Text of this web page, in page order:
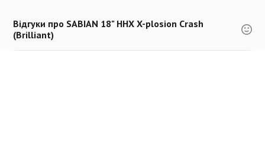
Відгуки про SABIAN 18" HHX X-plosion Crash
(Brilliant)